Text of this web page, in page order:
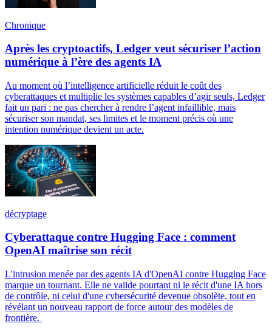
Chronique
Après les cryptoactifs, Ledger veut sécuriser l’action
numérique à l’ère des agents IA
Au moment où l’intelligence artificielle réduit le coût des
cyberattaques et multiplie les systèmes capables d’agir seuls, Ledger
fait un pari : ne pas chercher à rendre l’agent infaillible, mais
sécuriser son mandat, ses limites et le moment précis où une
intention numérique devient un acte.
décryptage
Cyberattaque contre Hugging Face : comment
OpenAI maîtrise son récit
L'intrusion menée par des agents IA d'OpenAI contre Hugging Face
marque un tournant. Elle ne valide pourtant ni le récit d'une IA hors
de contrôle, ni celui d'une cybersécurité devenue obsolète, tout en
révélant un nouveau rapport de force autour des modèles de
frontière.